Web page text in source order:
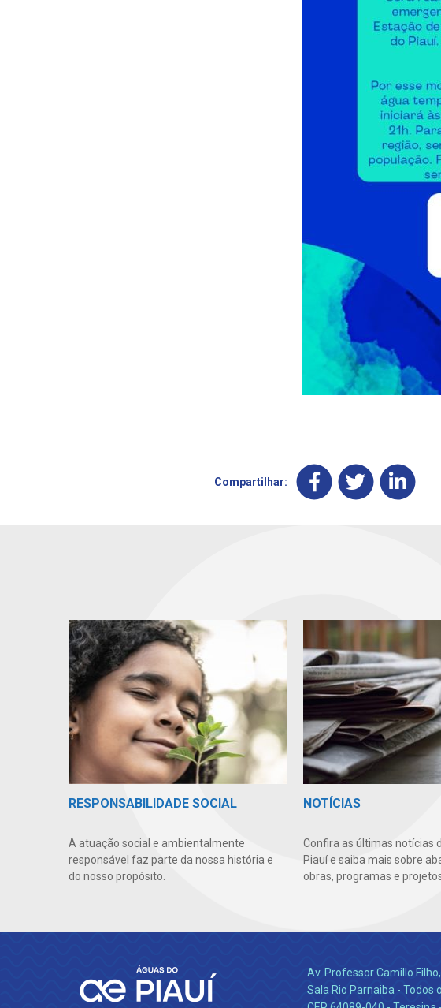
Compartilhar:
RESPONSABILIDADE SOCIAL
A atuação social e ambientalmente
responsável faz parte da nossa história e
do nosso propósito.
NOTÍCIAS
Confira as últimas notícias
Piauí e saiba mais sobre
obras, programas e
Av. Professor Camillo
Sala Rio Parnaiba - Todos